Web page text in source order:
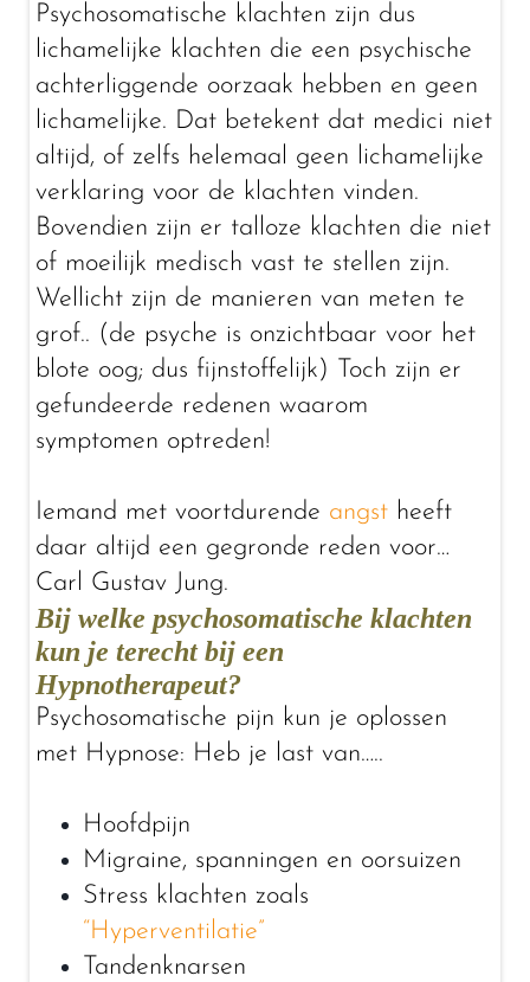
Psychosomatische klachten zijn dus
lichamelijke klachten die een psychische
achterliggende oorzaak hebben en geen
lichamelijke. Dat betekent dat medici niet
altijd, of zelfs helemaal geen lichamelijke
verklaring voor de klachten vinden.
Bovendien zijn er talloze klachten die niet
of moeilijk medisch vast te stellen zijn.
Wellicht zijn de manieren van meten te
grof.. (de psyche is onzichtbaar voor het
blote oog; dus fijnstoffelijk) Toch zijn er
gefundeerde redenen waarom
symptomen optreden!
Iemand met voortdurende angst heeft
daar altijd een gegronde reden voor…
Carl Gustav Jung.
Bij welke psychosomatische klachten
kun je terecht bij een
Hypnotherapeut?
Psychosomatische pijn kun je oplossen
met Hypnose: Heb je last van…..
Hoofdpijn
Migraine, spanningen en oorsuizen
Stress klachten zoals
“Hyperventilatie”
Tandenknarsen